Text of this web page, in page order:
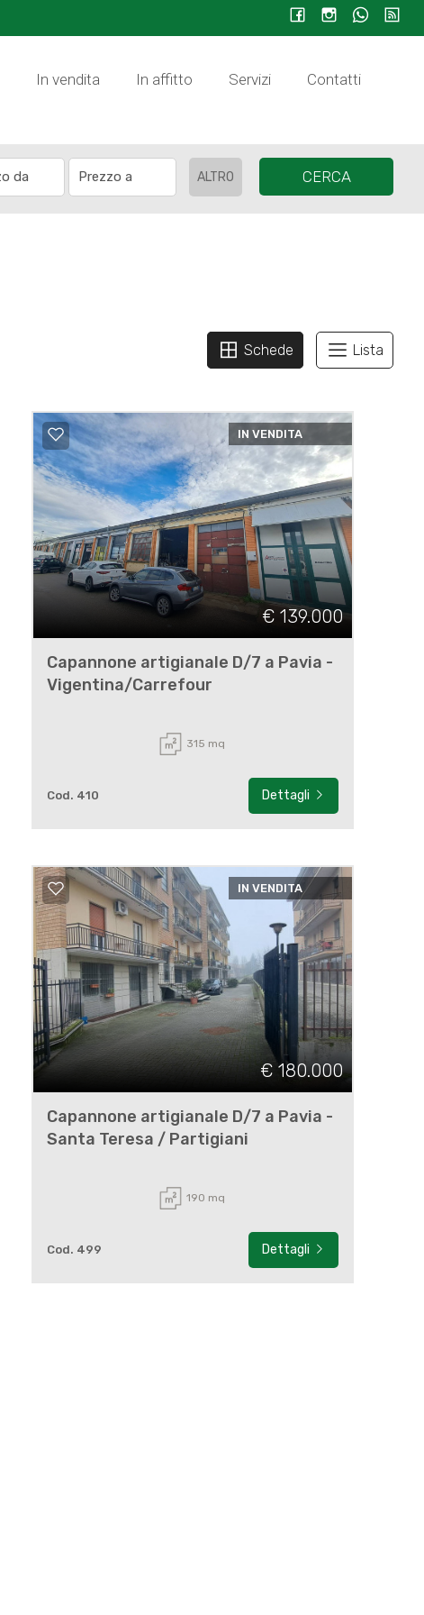
In vendita In affitto Servizi Contatti
ALTRO CERCA
Schede Lista
IN VENDITA
€ 139.000
Capannone artigianale D/7 a Pavia -
Vigentina/Carrefour
315 mq
Cod. 410 Dettagli
IN VENDITA
€ 180.000
Capannone artigianale D/7 a Pavia -
Santa Teresa / Partigiani
190 mq
Cod. 499 Dettagli